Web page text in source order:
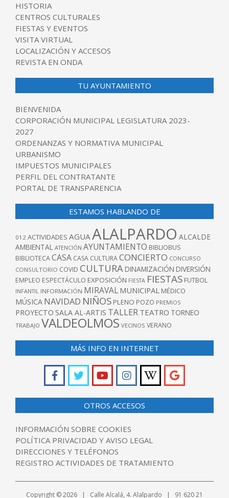
HISTORIA
CENTROS CULTURALES
FIESTAS Y EVENTOS
VISITA VIRTUAL
LOCALIZACIÓN Y ACCESOS
REVISTA EN ONDA
TU AYUNTAMIENTO
BIENVENIDA
CORPORACIÓN MUNICIPAL LEGISLATURA 2023-
2027
ORDENANZAS Y NORMATIVA MUNICIPAL
URBANISMO
IMPUESTOS MUNICIPALES
PERFIL DEL CONTRATANTE
PORTAL DE TRANSPARENCIA
ESTAMOS HABLANDO DE
012 ACTIVIDADES AGUAALALPARDO ALCALDE
AMBIENTAL ATENCIÓN AYUNTAMIENTO BIBLIOBUS
BIBLIOTECACASA CASA CULTURACONCIERTO CONCURSO
CONSULTORIO COVID CULTURA DINAMIZACIÓN DIVERSIÓN
EMPLEO ESPECTÁCULO EXPOSICIÓN FIESTA FIESTAS FUTBOL
INFANTIL INFORMACIÓN MIRAVAL MUNICIPAL MÉDICO
MÚSICA NAVIDAD NIÑOS PLENO POZO PREMIOS
PROYECTO SALA AL-ARTIS TALLER TEATRO TORNEO
TRABAJO VALDEOLMOS VECINOS VERANO
MÁS INFO EN INTERNET
OTROS ACCESOS
INFORMACIÓN SOBRE COOKIES
POLÍTICA PRIVACIDAD Y AVISO LEGAL
DIRECCIONES Y TELÉFONOS
REGISTRO ACTIVIDADES DE TRATAMIENTO
Copyright © 2026 | Calle Alcalá, 4. Alalpardo | 91 620 21